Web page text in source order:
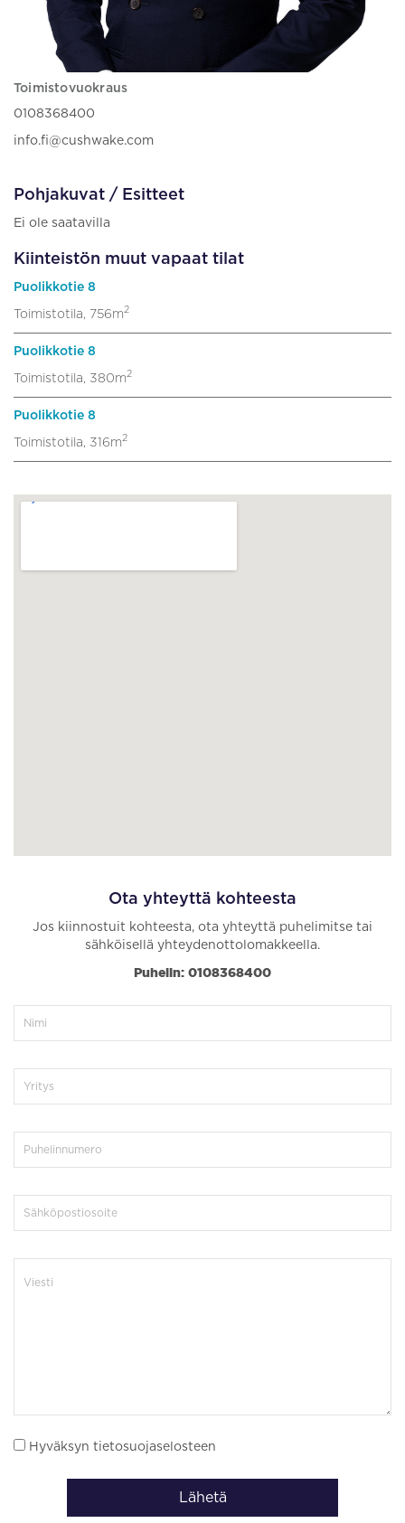
Toimistovuokraus
0108368400
info.fi@cushwake.com
Pohjakuvat / Esitteet
Ei ole saatavilla
Kiinteistön muut vapaat tilat
Puolikkotie 8
Toimistotila, 756m2
Puolikkotie 8
Toimistotila, 380m2
Puolikkotie 8
Toimistotila, 316m2
Ota yhteyttä kohteesta
Jos kiinnostuit kohteesta, ota yhteyttä puhelimitse tai
sähköisellä yhteydenottolomakkeella.
Puhelin: 0108368400
Hyväksyn tietosuojaselosteen
Lähetä